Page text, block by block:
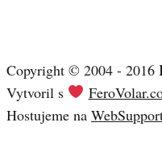
Copyright © 2004 - 2016
Vytvoril s
Hostujeme na